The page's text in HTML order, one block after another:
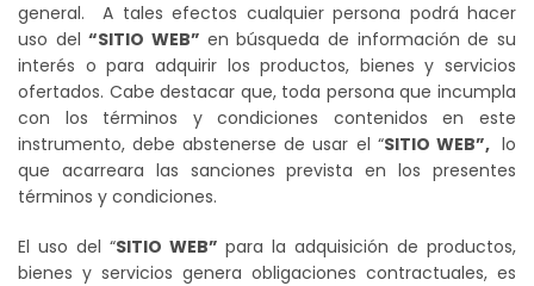
general. A tales efectos cualquier persona podrá hacer
uso del“SITIO WEB” en búsqueda de información de su
interés o para adquirir los productos, bienes y servicios
ofertados. Cabe destacar que, toda persona que incumpla
con los términos y condiciones contenidos en este
instrumento, debe abstenerse de usar el “SITIO WEB”,lo
que acarreara las sanciones prevista en los presentes
términos y condiciones.
El uso del “SITIO WEB” para la adquisición de productos,
bienes y servicios genera obligaciones contractuales, es